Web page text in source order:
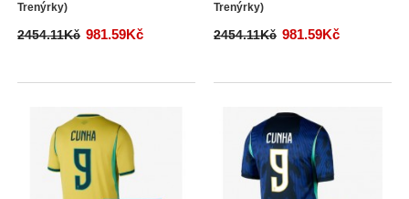
Trenýrky)
2454.11Kč 981.59Kč
Trenýrky)
2454.11Kč 981.59Kč